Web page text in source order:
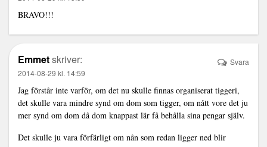
BRAVO!!!
Emmetskriver:
2014-08-29 kl. 14:59
Jag förstår inte varför, om det nu skulle finnas organiserat tiggeri,
det skulle vara mindre synd om dom som tigger, om nått vore det ju
mer synd om dom då dom knappast lär få behålla sina pengar själv.
Det skulle ju vara förfärligt om nån som redan ligger ned blir
Svara